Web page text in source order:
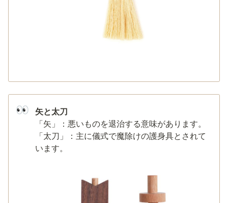
👀
矢と太刀
「矢」：悪いものを退治する意味があります。
「太刀」：主に儀式で魔除けの護身具とされて
います。